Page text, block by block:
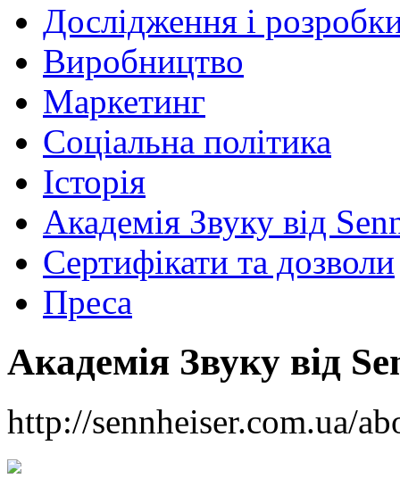
Дослідження і
Виробництво
Маркетинг
Соціальна політика
Історія
Академія Звуку від
Сертифікати та дозволи
Преса
Академія Звуку від
http://sennheiser.com.ua/